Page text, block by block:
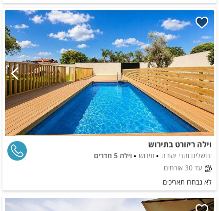
וילה ריזורט בתירוש
ירושלים והרי יהודה תירוש
וילה 5 חדרים
עד 30 אורחים
לא נבחרו תאריכים